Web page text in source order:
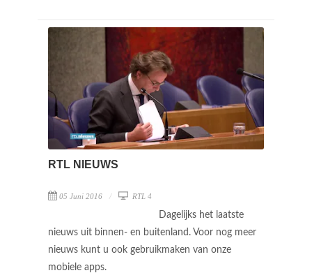
RTL NIEUWS
05 Juni 2016 RTL 4
Dagelijks het laatste
nieuws uit binnen- en buitenland. Voor nog meer
nieuws kunt u ook gebruikmaken van onze
mobiele apps.